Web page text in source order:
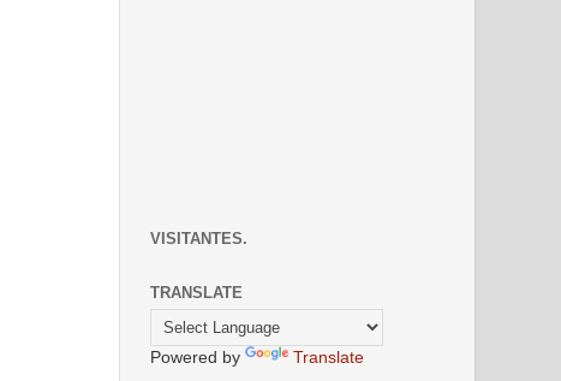
VISITANTES.
TRANSLATE
Powered by Translate